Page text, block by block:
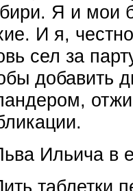
Я и мои
И я,
сел за
добавить
Ильича в
таблетки